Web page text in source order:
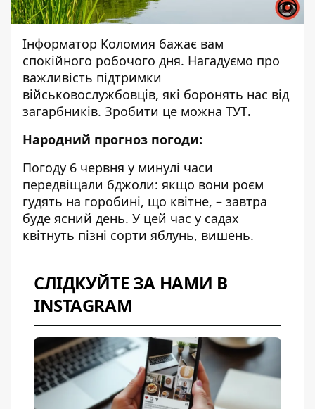
Інформатор Коломия бажає вам
спокійного робочого дня. Нагадуємо про
важливість підтримки
військовослужбовців, які боронять нас від
загарбників. Зробити це можна ТУТ.
Народний прогноз погоди:
Погоду 6 червня у минулі часи
передвіщали бджоли: якщо вони роєм
гудять на горобині, що квітне, – завтра
буде ясний день. У цей час у садах
квітнуть пізні сорти яблунь, вишень.
СЛІДКУЙТЕ ЗА НАМИ В
INSTAGRAM